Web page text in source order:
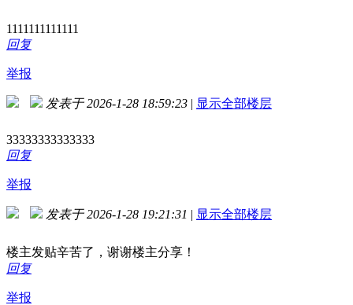
1111111111111
回复
举报
发表于 2026-1-28 18:59:23 | 显示全部楼层
33333333333333
回复
举报
发表于 2026-1-28 19:21:31 | 显示全部楼层
楼主发贴辛苦了，谢谢楼主分享！
回复
举报